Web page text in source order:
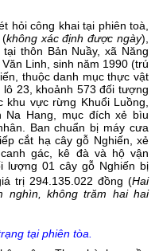
hỏi công khai tại phiên toà,
(không xác định được ngày),
thôn Bản Nuầy, xã Năng
Linh, sinh năm 1990 (trú
thuộc danh mục thực vật
23, khoảnh 573 đối tượng
vực rừng Khuổi Luồng,
Na Hang, mục đích xẻ bìu
Ban chuẩn bị máy cưa
cắt hạ cây gỗ Nghiến, xẻ
gác, kê đà và hộ vận
lượng 01 cây gỗ Nghiến bị
trị 294.135.022 đồng (Hai
nghìn, không trăm hai hai
tại phiên tòa.